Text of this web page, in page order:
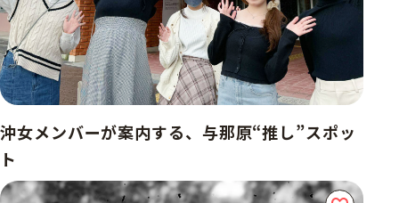
沖女メンバーが案内する、与那原“推し”スポッ
ト